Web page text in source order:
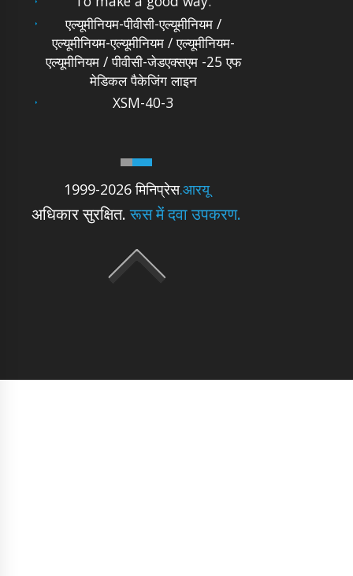
1999-2026 मिनिप्रेस.आरयू
अधिकार सुरक्षित.रूस में दवा उपकरण.
एल्यूमीनियम-पीवीसी-एल्यूमीनियम /
एल्यूमीनियम-एल्यूमीनियम / एल्यूमीनियम-
एल्यूमीनियम / पीवीसी-जेडएक्सएम -25 एफ
मेडिकल पैकेजिंग लाइन
XSM-40-3